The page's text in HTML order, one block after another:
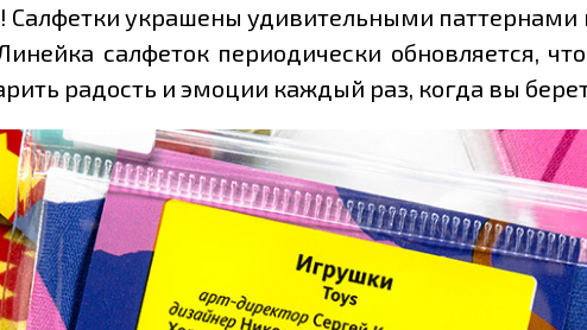
Салфетки украшены удивительными
салфеток периодически обновляется,
радость и эмоции каждый раз, когда вы